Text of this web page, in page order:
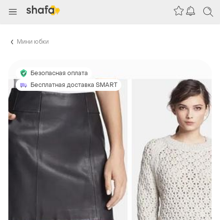
Мини юбки
Безопасная оплата
Бесплатная доставка SMART